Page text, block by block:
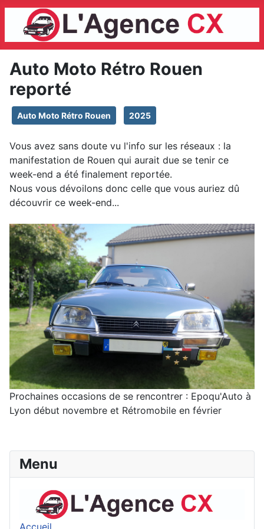
Menu
Accueil
Auto Moto Rétro Rouen
reporté
Auto Moto Rétro Rouen 2025
Vous avez sans doute vu l'info sur les réseaux : la
manifestation de Rouen qui aurait due se tenir ce
week-end a été finalement reportée.
Nous vous dévoilons donc celle que vous auriez dû
découvrir ce week-end...
Prochaines occasions de se rencontrer : Epoqu'Auto à
Lyon début novembre et Rétromobile en février